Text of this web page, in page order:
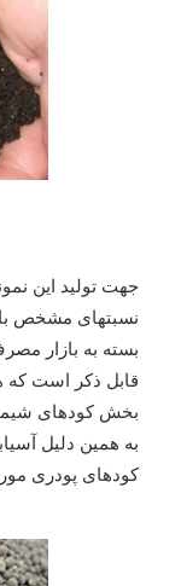
جهت تولید این
نسبتهای مشخص
بسته به بازار
قابل ذکر است که
بخش کودهای
به همین دلیل
کودهای پودری